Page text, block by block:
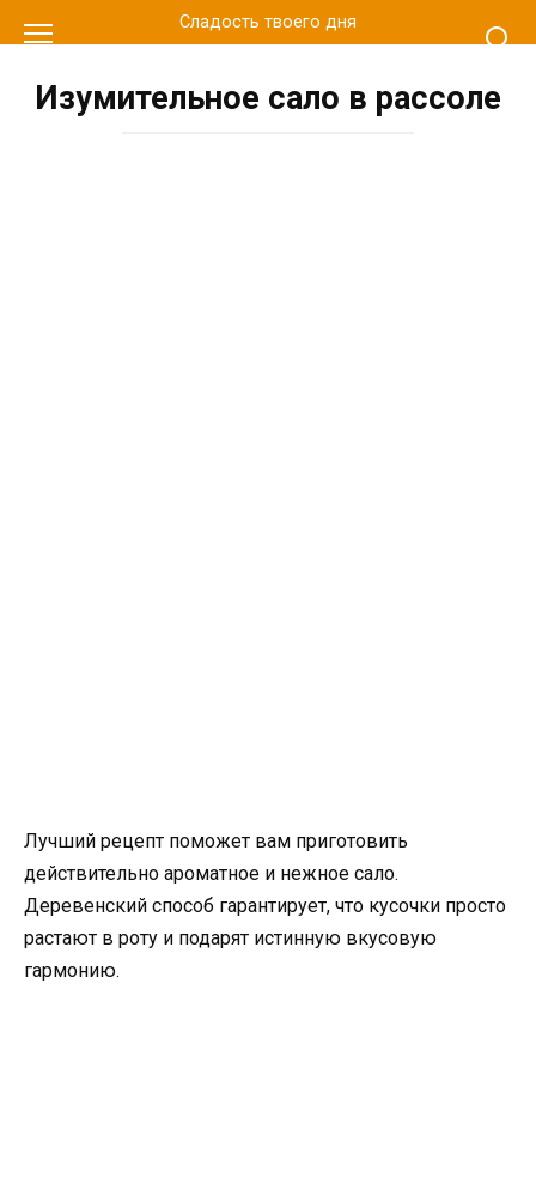
к
Сладость твоего дня
Изумительное сало в рассоле
Лучший рецепт поможет вам приготовить
действительно ароматное и нежное сало.
Деревенский способ гарантирует, что кусочки просто
растают в роту и подарят истинную вкусовую
гармонию.